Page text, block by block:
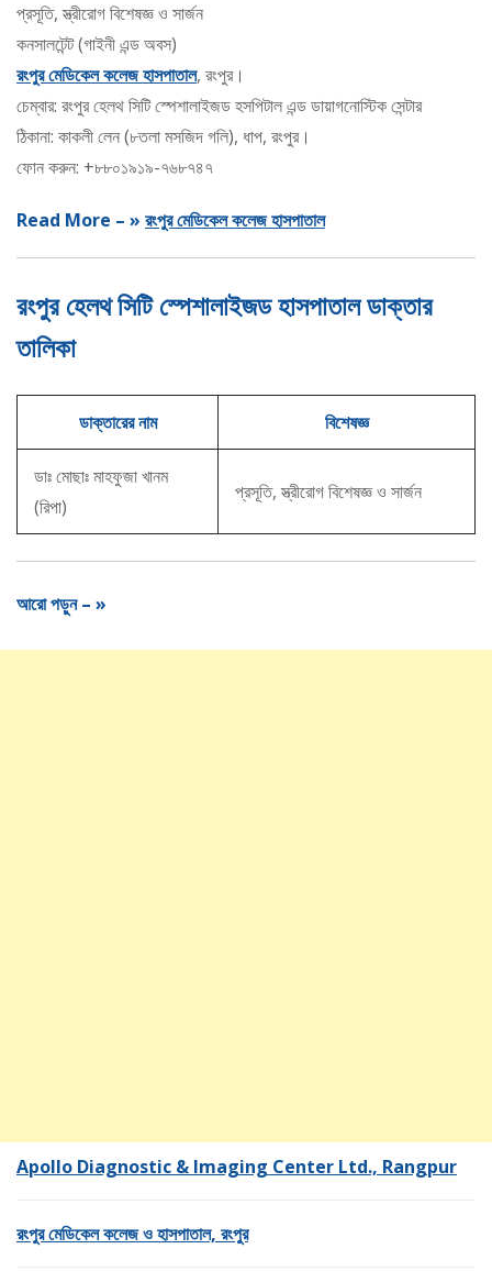
প্রসূতি, স্ত্রীরোগ বিশেষজ্ঞ ও সার্জন
কনসালটেন্ট (গাইনী এন্ড অবস)
রংপুর মেডিকেল কলেজ হাসপাতাল, রংপুর।
চেম্বার: রংপুর হেলথ সিটি স্পেশালাইজড হসপিটাল এন্ড ডায়াগনোস্টিক সেন্টার
ঠিকানা: কাকলী লেন (৮তলা মসজিদ গলি), ধাপ, রংপুর।
ফোন করুন: +৮৮০১৯১৯-৭৬৮৭৪৭
Read More – » রংপুর মেডিকেল কলেজ হাসপাতাল
রংপুর হেলথ সিটি স্পেশালাইজড হাসপাতাল ডাক্তার
তালিকা
ডাক্তারের নাম বিশেষজ্ঞ
ডাঃ মোছাঃ মাহফুজা খানম
(রিপা)
প্রসূতি, স্ত্রীরোগ বিশেষজ্ঞ ও সার্জন
আরো পড়ুন – »
Apollo Diagnostic & Imaging Center Ltd., Rangpur
রংপুর মেডিকেল কলেজ ও হাসপাতাল, রংপুর